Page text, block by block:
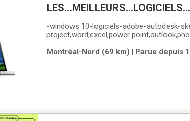
-windows 10-logiciels-adobe-autodesk-
project,word,excel,power
764-5183FORMATAGE INSTALLATION
Montréal-Nord (69 km) | Parue depuis